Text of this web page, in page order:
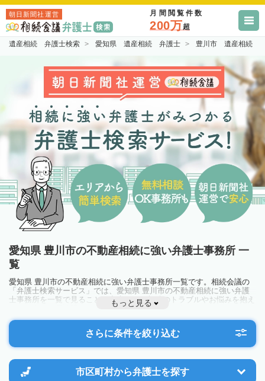
朝日新聞社運営 月間閲覧件数
200万超
遺産相続 弁護士検索 愛知県 遺産相続 弁護士 豊川市 遺産相続
愛知県 豊川市の不動産相続に強い弁護士事務所 一
覧
愛知県 豊川市の不動産相続に強い弁護士事務所一覧です。相続会議の
「弁護士検索サービス」では、愛知県 豊川市の不動産相続に強い弁護
士事務所を一覧で見ることが出来ます。相続のトラブルやお悩みを抱え
ている方は一度近隣の弁護士に相談してみましょう。
もっと見る
さらに条件を絞り込む
市区町村から弁護士を探す